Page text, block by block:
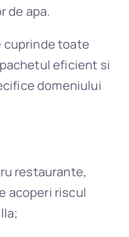
de apa.
cuprinde toate
eficient si
domeniului
restaurante,
acoperi riscul